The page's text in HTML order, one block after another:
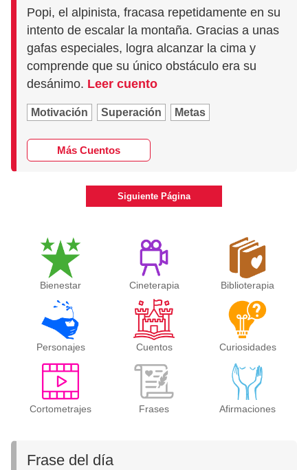
Popi, el alpinista, fracasa repetidamente en su
intento de escalar la montaña. Gracias a unas
gafas especiales, logra alcanzar la cima y
comprende que su único obstáculo era su
desánimo. Leer cuento
Motivación Superación Metas
Más Cuentos
Siguiente Página
Bienestar Cineterapia Biblioterapia
Personajes Cuentos Curiosidades
Cortometrajes Frases Afirmaciones
Frase del día